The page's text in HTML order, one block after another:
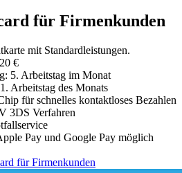
für Firmenkunden
mit Standardleistungen.
€
5. Arbeitstag im Monat
Arbeitstag des Monats
für schnelles kontaktloses Bezahlen
3DS Verfahren
Pay und Google Pay möglich
für Firmenkunden